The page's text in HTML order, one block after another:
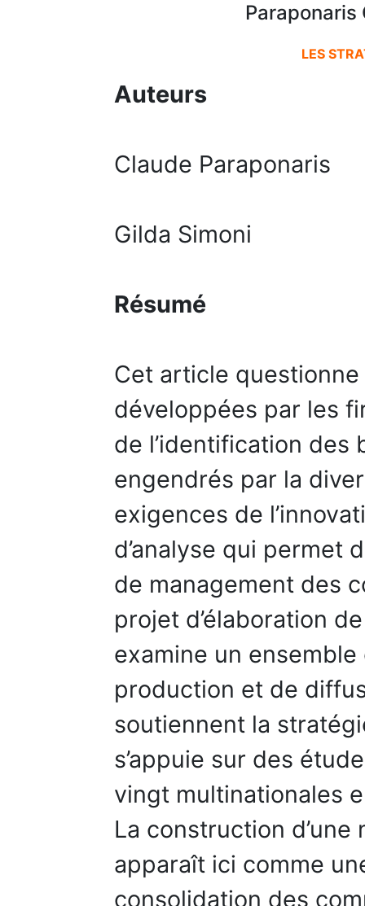
Paraponaris
LES
Auteurs
Claude Paraponaris
Gilda Simoni
Résumé
Cet article
développées par les
de l’identification des
engendrés par la
exigences de
d’analyse qui permet
de management des
projet d’élaboration
examine un
production et de
soutiennent la
s’appuie sur des
vingt multinationales
La construction d’une
apparaît ici comme
consolidation des